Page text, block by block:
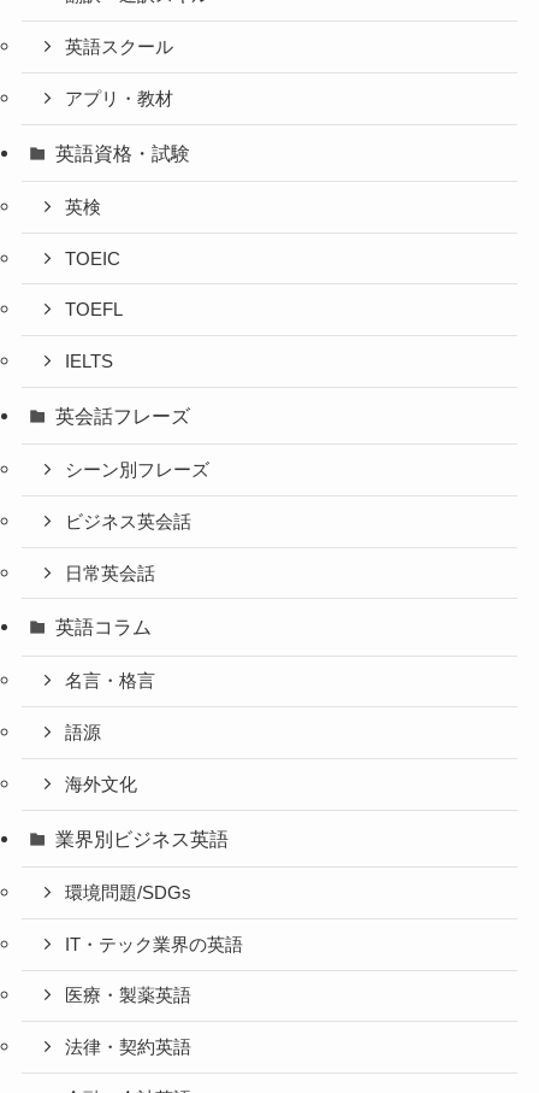
英語スクール
アプリ・教材
英語資格・試験
英検
TOEIC
TOEFL
IELTS
英会話フレーズ
シーン別フレーズ
ビジネス英会話
日常英会話
英語コラム
名言・格言
語源
海外文化
業界別ビジネス英語
環境問題/SDGs
IT・テック業界の英語
医療・製薬英語
法律・契約英語